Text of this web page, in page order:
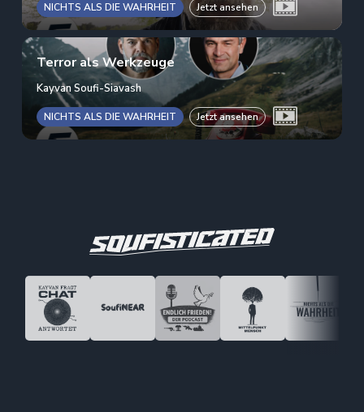
NICHTS ALS DIE WAHRHEIT Jetzt ansehen
Terror als Werkzeuge
Kayvan Soufi-Siavash
NICHTS ALS DIE WAHRHEIT Jetzt ansehen